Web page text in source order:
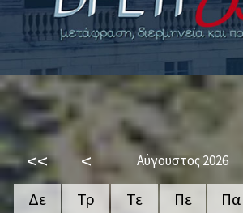
<< < Αύγουστος 2026
Δε Τρ Τε Πε Πα